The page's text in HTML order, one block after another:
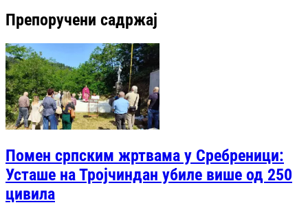
Препоручени садржај
Помен српским жртвама у Сребреници:
Усташе на Тројчиндан убиле више од 250
цивила